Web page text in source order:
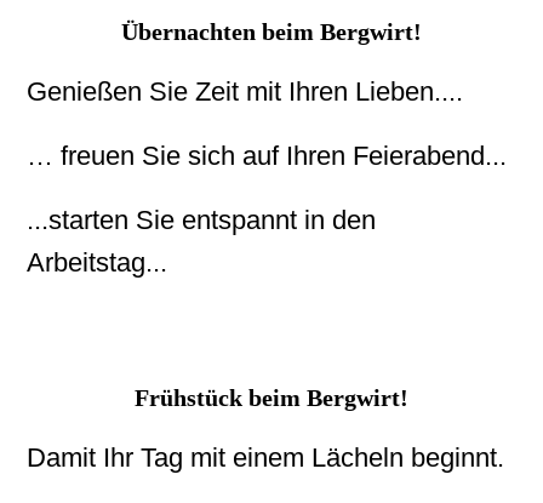
Übernachten beim Bergwirt!
Genießen Sie Zeit mit Ihren Lieben....
… freuen Sie sich auf Ihren Feierabend...
...starten Sie entspannt in den
Arbeitstag...
Frühstück beim Bergwirt!
Damit Ihr Tag mit einem Lächeln beginnt.